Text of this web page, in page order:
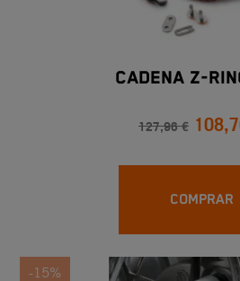
CADENA Z-
127,96 €
COMPRAR
-15%